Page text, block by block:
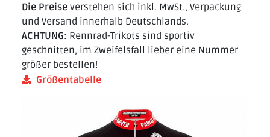
Die Preise verstehen sich inkl. MwSt., Verpackung
und Versand innerhalb Deutschlands.
ACHTUNG: Rennrad-Trikots sind sportiv
geschnitten, im Zweifelsfall lieber eine Nummer
größer bestellen!
Größentabelle